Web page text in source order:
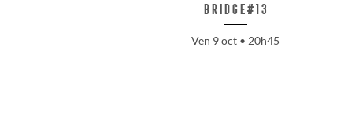
Bridge#13
Ven 9 oct • 20h45